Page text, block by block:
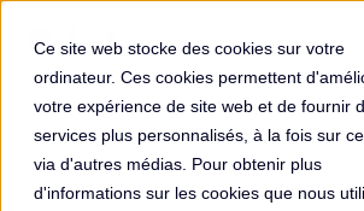
Ce site web stocke des cookies sur votre
ordinateur. Ces cookies permettent
votre expérience de site web et de fournir
services plus personnalisés, à la fois sur
via d'autres médias. Pour obtenir plus
d'informations sur les cookies que nous